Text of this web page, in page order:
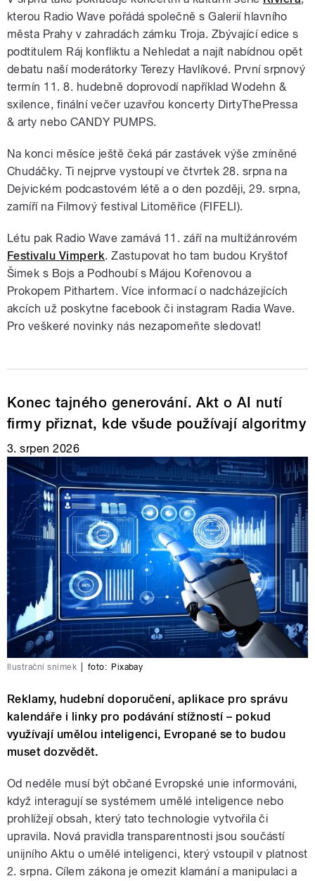
kterou Radio Wave pořádá společně s Galerií hlavního
města Prahy v zahradách zámku Troja. Zbývající edice s
podtitulem Ráj konfliktu a Nehledat a najít nabídnou opět
debatu naší moderátorky Terezy Havlíkové. První srpnový
termín 11. 8. hudebně doprovodí například Wodehn &
sxilence, finální večer uzavřou koncerty DirtyThePressa
& arty nebo CANDY PUMPS.
Na konci měsíce ještě čeká pár zastávek výše zmíněné
Chudáčky. Ti nejprve vystoupí ve čtvrtek 28. srpna na
Dejvickém podcastovém létě a o den později, 29. srpna,
zamíří na Filmový festival Litoměřice (FIFELI).
Létu pak Radio Wave zamává 11. září na multižánrovém
Festivalu Vimperk. Zastupovat ho tam budou Kryštof
Šimek s Bojs a Podhoubí s Májou Kořenovou a
Prokopem Pithartem. Více informací o nadcházejících
akcích už poskytne facebook či instagram Radia Wave.
Pro veškeré novinky nás nezapomeňte sledovat!
Konec tajného generování. Akt o AI nutí
firmy přiznat, kde všude používají algoritmy
3. srpen 2026
Ilustrační snímek foto: Pixabay
Reklamy, hudební doporučení, aplikace pro správu
kalendáře i linky pro podávání stížností – pokud
využívají umělou inteligenci, Evropané se to budou
muset dozvědět.
Od neděle musí být občané Evropské unie informováni,
když interagují se systémem umělé inteligence nebo
prohlížejí obsah, který tato technologie vytvořila či
upravila. Nová pravidla transparentnosti jsou součástí
unijního Aktu o umělé inteligenci, který vstoupil v platnost
2. srpna. Cílem zákona je omezit klamání a manipulaci a